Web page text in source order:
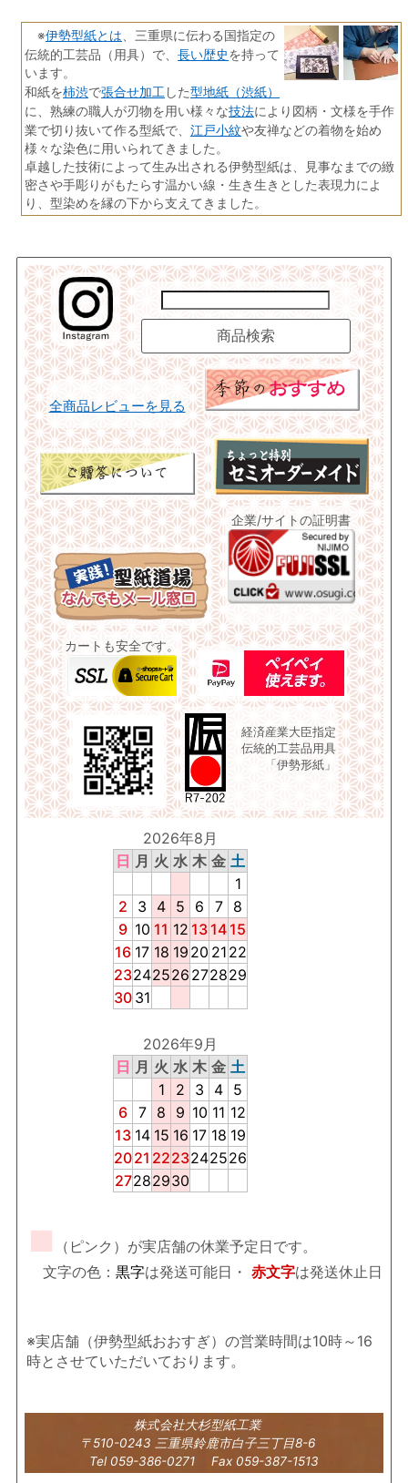
※伊勢型紙とは 、三重県に伝わる国指定の
伝統的工芸品（用具）で、 長い歴史を持って
います。
和紙を柿渋で張合せ加工 した型地紙（渋紙）
に、熟練の職人が刃物を用い様々な技法により図柄・文様を手作
業で切り抜いて作る型紙で、 江戸小紋や友禅などの着物を始め
様々な染色に用いられてきました。
卓越した技術によって生み出される伊勢型紙は、見事なまでの緻
密さや手彫りがもたらす温かい線・生き生きとした表現力によ
り、型染めを縁の下から支えてきました。
全商品レビューを見る
企業/サイトの証明書
カートも安全です。
経済産業大臣指定
伝統的工芸品用具
「伊勢形紙」
2026年8月
日 月 火 水 木 金 土
1
2
3 4 5 6 7
8
9 10 11 12 13 14 15
16 17 18 19 20 21 22
23242526 272829
30 31
2026年9月
日 月 火 水 木 金 土
1
2 3 4 5
6 7 8 9 10 11 12
13 14 15 16 17 18 19
2021 2223242526
27282930
■
（ピンク）が実店舗の休業予定日です。
文字の色： 黒字は発送可能日・ 赤文字は発送休止日
※実店舗（伊勢型紙おおすぎ）の営業時間は10時～16
時とさせていただいております。
株式会社大杉型紙工業
〒510-0243 三重県鈴鹿市白子三丁目8-6
Tel 059-386-0271 Fax 059-387-1513